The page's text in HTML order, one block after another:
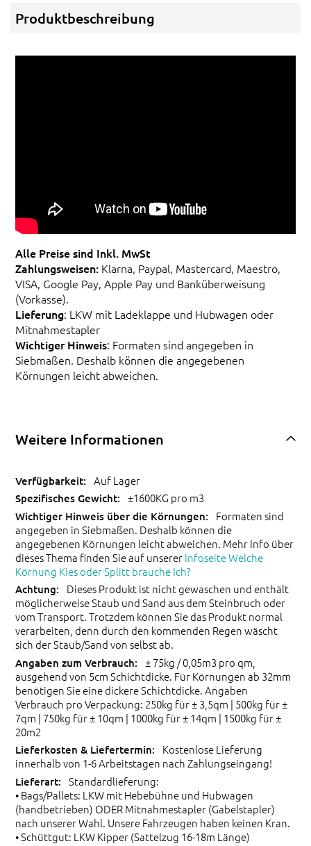
Produktbeschreibung
Alle Preise sind Inkl. MwSt
Zahlungsweisen: Klarna, Paypal, Mastercard, Maestro,
VISA, Google Pay, Apple Pay und Banküberweisung
(Vorkasse).
Lieferung: LKW mit Ladeklappe und Hubwagen oder
Mitnahmestapler
Wichtiger Hinweis: Formaten sind angegeben in
Siebmaßen. Deshalb können die angegebenen
Körnungen leicht abweichen.
Weitere Informationen
Auf Lager
±1600KG pro m3
Formaten sind
angegeben in Siebmaßen. Deshalb können die
angegebenen Körnungen leicht abweichen. Mehr Info über
dieses Thema finden Sie auf unsererInfoseite Welche
Körnung Kies oder Splitt brauche Ich?
Dieses Produkt ist nicht gewaschen und enthält
möglicherweise Staub und Sand aus dem Steinbruch oder
vom Transport. Trotzdem können Sie das Produkt normal
verarbeiten, denn durch den kommenden Regen wäscht
sich der Staub/Sand von selbst ab.
± 75kg / 0,05m3 pro qm,
ausgehend von 5cm Schichtdicke. Für Körnungen ab 32mm
benötigen Sie eine dickere Schichtdicke. Angaben
Verbrauch pro Verpackung: 250kg für ± 3,5qm | 500kg für ±
7qm | 750kg für ± 10qm | 1000kg für ± 14qm | 1500kg für ±
20m2
Kostenlose Lieferung
innerhalb von 1-6 Arbeitstagen nach Zahlungseingang!
Standardlieferung:
• Bags/Pallets: LKW mit Hebebühne und Hubwagen
(handbetrieben) ODER Mitnahmestapler (Gabelstapler)
nach unserer Wahl. Unsere Fahrzeugen haben keinen Kran.
• Schüttgut: LKW Kipper (Sattelzug 16-18m Länge)